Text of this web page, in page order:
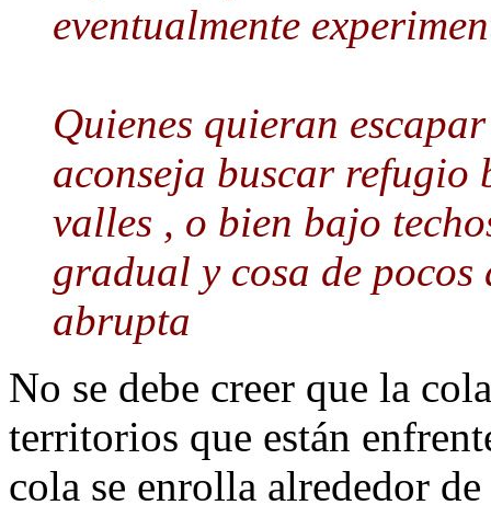
eventualmente
Quienes quieran
aconseja buscar refugio
valles , o bien bajo
gradual y cosa de
abrupta
No se debe creer que la
territorios que están
cola se enrolla alrededor